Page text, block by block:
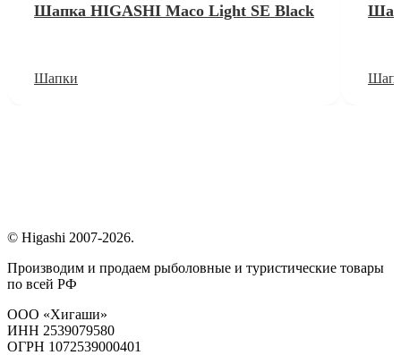
Шапка HIGASHI Maco Light SE Black
Шапки
© Higashi 2007-2026.
Производим и продаем рыболовные и туристические товары
по всей РФ
ООО «Хигаши»
ИНН 2539079580
ОГРН 1072539000401